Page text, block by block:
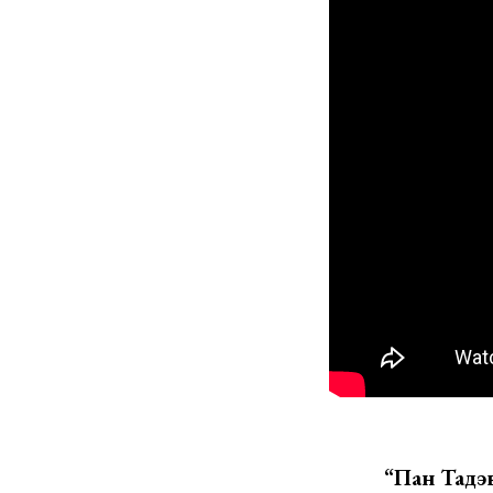
“Пан